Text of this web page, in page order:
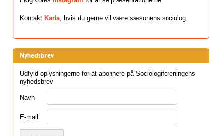
Kontakt Karla , hvis du gerne vil være sæsonens sociolog.
Nyhedsbrev
Udfyld oplysningerne for at abonnere på Sociologiforeningens
nyhedsbrev
Navn
E-mail